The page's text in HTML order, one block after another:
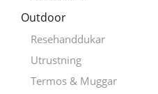
Outdoor
Resehanddukar
Utrustning
Termos & Muggar